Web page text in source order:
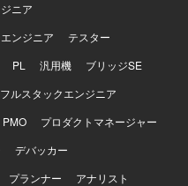
クト管理にNotion、
開発タスク管理に
ケーションにSlack、
析にLookerを利用して
ニア
ンジニア
テスター
PL 汎用機
ブリッジSE
フルスタックエンジニア
PMO
プロダクトマネージャー
デバッカー
プランナー
アナリスト